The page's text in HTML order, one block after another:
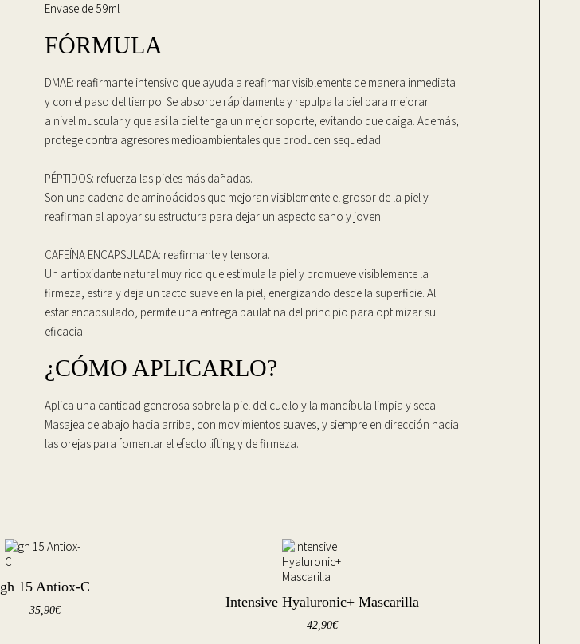
Envase de 59ml
FÓRMULA
DMAE: reafirmante intensivo que ayuda a reafirmar visiblemente de manera inmediata
y con el paso del tiempo. Se absorbe rápidamente y repulpa la piel para mejorar
a nivel muscular y que así la piel tenga un mejor soporte, evitando que caiga. Además,
protege contra agresores medioambientales que producen sequedad.
PÉPTIDOS: refuerza las pieles más dañadas.
Son una cadena de aminoácidos que mejoran visiblemente el grosor de la piel y
reafirman al apoyar su estructura para dejar un aspecto sano y joven.
CAFEÍNA ENCAPSULADA: reafirmante y tensora.
Un antioxidante natural muy rico que estimula la piel y promueve visiblemente la
firmeza, estira y deja un tacto suave en la piel, energizando desde la superficie. Al
estar encapsulado, permite una entrega paulatina del principio para optimizar su
eficacia.
¿CÓMO APLICARLO?
Aplica una cantidad generosa sobre la piel del cuello y la mandíbula limpia y seca.
Masajea de abajo hacia arriba, con movimientos suaves, y siempre en dirección hacia
las orejas para fomentar el efecto lifting y de firmeza.
gh 15 Antiox-C
35,90€
Intensive Hyaluronic+ Mascarilla
42,90€